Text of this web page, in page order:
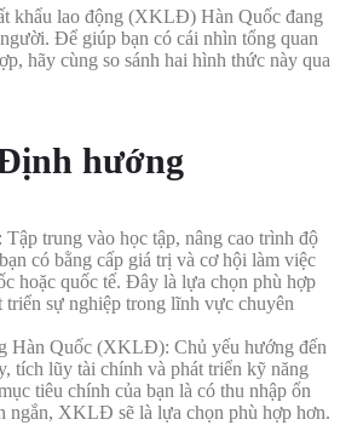
khẩu lao động (XKLĐ) Hàn Quốc đang
Để giúp bạn có cái nhìn tổng quan
hãy cùng so sánh hai hình thức này qua
hướng
trung vào học tập, nâng cao trình độ
có bằng cấp giá trị và cơ hội làm việc
hoặc quốc tế. Đây là lựa chọn phù hợp
triển sự nghiệp trong lĩnh vực chuyên
Hàn Quốc (XKLĐ): Chủ yếu hướng đến
tích lũy tài chính và phát triển kỹ năng
tiêu chính của bạn là có thu nhập ổn
ngắn, XKLĐ sẽ là lựa chọn phù hợp hơn.